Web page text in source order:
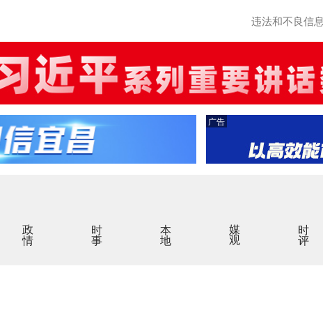
违法和不良信
广告
政情 时事 本地 媒观 时评